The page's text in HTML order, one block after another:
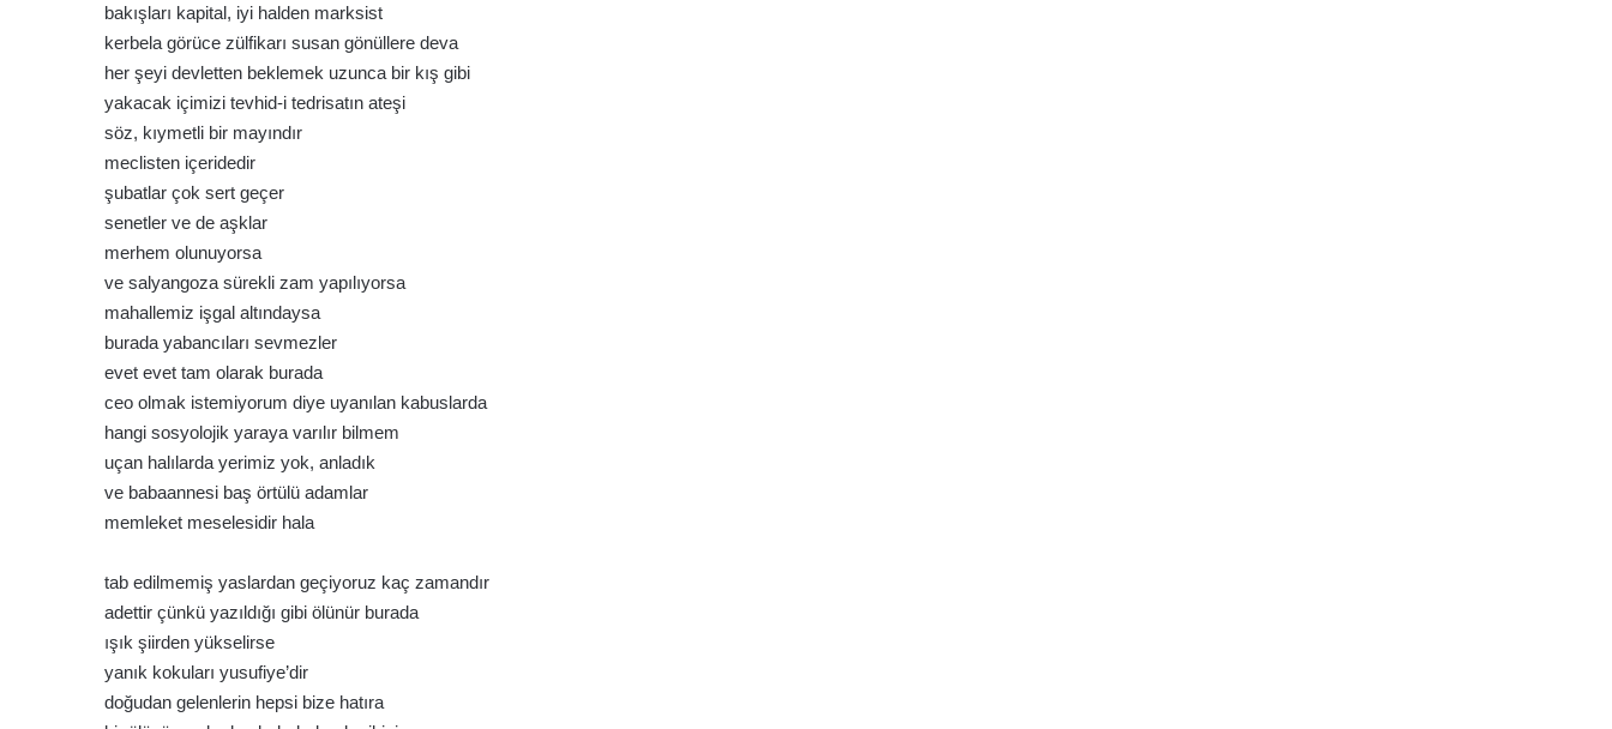
bakışları kapital, iyi halden marksist
kerbela görüce zülfikarı susan gönüllere deva
her şeyi devletten beklemek uzunca bir kış gibi
yakacak içimizi tevhid-i tedrisatın ateşi
söz, kıymetli bir mayındır
meclisten içeridedir
şubatlar çok sert geçer
senetler ve de aşklar
merhem olunuyorsa
ve salyangoza sürekli zam yapılıyorsa
mahallemiz işgal altındaysa
burada yabancıları sevmezler
evet evet tam olarak burada
ceo olmak istemiyorum diye uyanılan kabuslarda
hangi sosyolojik yaraya varılır bilmem
uçan halılarda yerimiz yok, anladık
ve babaannesi baş örtülü adamlar
memleket meselesidir hala
tab edilmemiş yaslardan geçiyoruz kaç zamandır
adettir çünkü yazıldığı gibi ölünür burada
ışık şiirden yükselirse
yanık kokuları yusufiye’dir
doğudan gelenlerin hepsi bize hatıra